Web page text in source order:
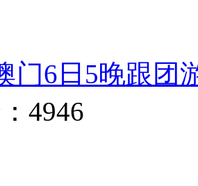
门6日5晚跟团
4946